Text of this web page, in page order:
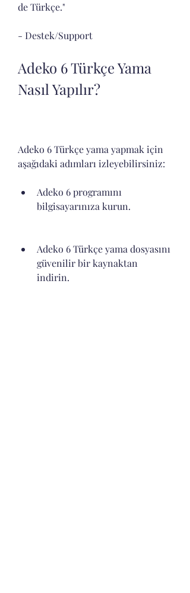
de Türkçe."
- Destek/Support
Adeko 6 Türkçe Yama
Nasıl Yapılır?
Adeko 6 Türkçe yama yapmak için
aşağıdaki adımları izleyebilirsiniz:
Adeko 6 programını
bilgisayarınıza kurun.
Adeko 6 Türkçe yama dosyasını
güvenilir bir kaynaktan
indirin.